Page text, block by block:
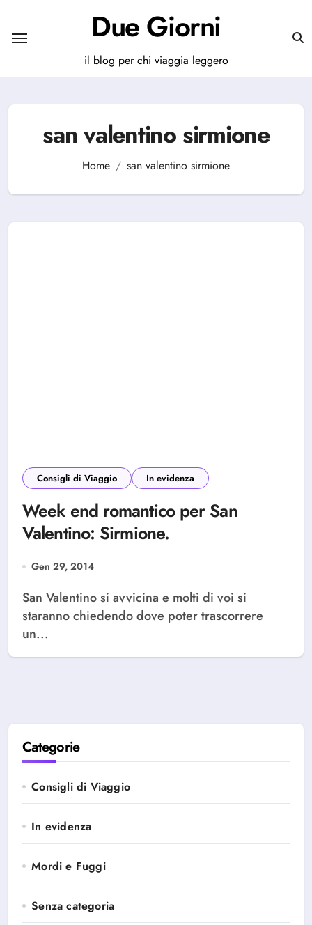
contenuto
Due Giorni
il blog per chi viaggia leggero
san valentino sirmione
Home san valentino sirmione
Consigli di Viaggio In evidenza
Week end romantico per San
Valentino: Sirmione.
Gen 29, 2014
San Valentino si avvicina e molti di voi si
staranno chiedendo dove poter trascorrere
un...
Categorie
Consigli di Viaggio
In evidenza
Mordi e Fuggi
Senza categoria